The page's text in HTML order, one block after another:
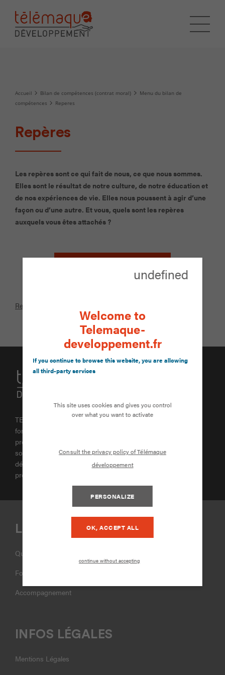
Accueil Bilan de compétences (contrat moral)
Menu du bilan de
compétences
Reperes
Repères
Les repères sont ce qui fait de nous, ce que nous sommes.
Elles sont le résultat de notre culture, de notre éducation et
de nos expériences de vie. Elles nous poussent à agir d’une
façon ou d’une autre. Et vous, quels sont les repères
auxquels vous êtes attachés ?
Retour au bilan de compétences
TELEMAQUE DEVELOPPEMENT est une entreprise de
formation et de développement agréée. La formation
professionnelle représente un passage durant lequel, chacun
souhaite être accompagné. Elle est également source de
développement partagé pour peu qu’on l’inscrive dans un
projet.
LIENS UTILES
Qui sommes-nous ?
Formations
Accompagnement
INFOS LÉGALES
Mentions Légales
undefined
Welcome to
Telemaque-
developpement.fr
If you continue to browse this website, you are allowing
all third-party services
This site uses cookies and gives you control
over what you want to activate
Consult the privacy policy of Télémaque
développement
PERSONALIZE
OK, ACCEPT ALL
continue without accepting